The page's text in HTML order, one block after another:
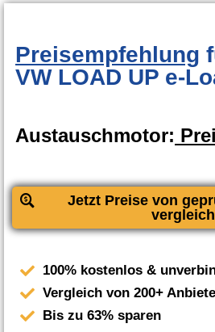
Preisempfehlung
VW LOAD UP e-
Austauschmotor:
Jetzt Preise von
100% kostenlos &
Vergleich von 200+
Bis zu 63% sparen